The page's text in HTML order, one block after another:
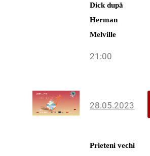
Dickdupă
Herman
Melville
21:00
28.05.2023
Prieteni vechi